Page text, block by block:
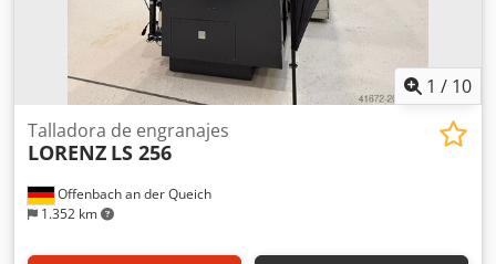
1 / 10
Offenbach an der Queich
1.352 km
Talladora de engranajes
LORENZ LS 256